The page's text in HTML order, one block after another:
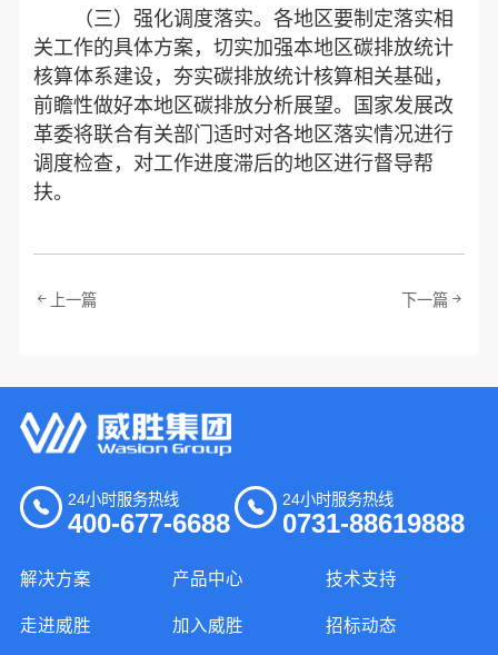
（三）强化调度落实。各地区要制定落实相
关工作的具体方案，切实加强本地区碳排放统计
核算体系建设，夯实碳排放统计核算相关基础，
前瞻性做好本地区碳排放分析展望。国家发展改
革委将联合有关部门适时对各地区落实情况进行
调度检查，对工作进度滞后的地区进行督导帮
扶。
上一篇 下一篇
24小时服务热线
400-677-6688
24小时服务热线
0731-88619888
解决方案 产品中心 技术支持
走进威胜 加入威胜 招标动态